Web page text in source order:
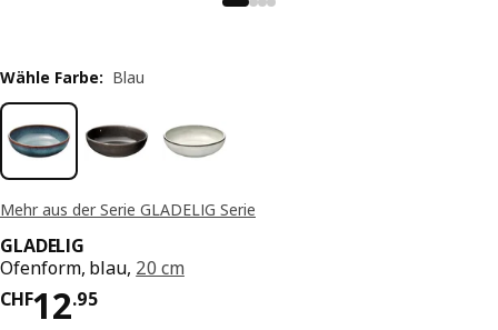
Mehr aus der Serie GLADELIG Serie
GLADELIG
Ofenform, blau, 20 cm
CHF12.95
Preis CHF 12.95
Wähle Farbe: Blau